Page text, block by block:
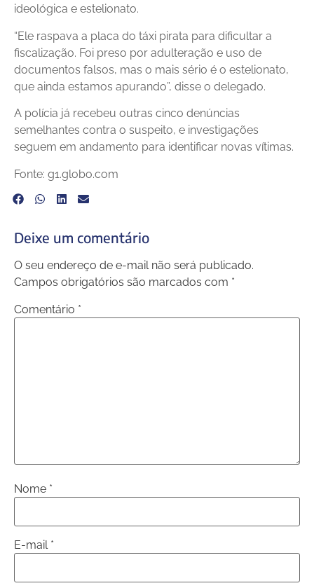
ideológica e estelionato.
“Ele raspava a placa do táxi pirata para dificultar a
fiscalização. Foi preso por adulteração e uso de
documentos falsos, mas o mais sério é o estelionato,
que ainda estamos apurando”, disse o delegado.
A polícia já recebeu outras cinco denúncias
semelhantes contra o suspeito, e investigações
seguem em andamento para identificar novas vítimas.
Fonte: g1.globo.com
Deixe um comentário
O seu endereço de e-mail não será publicado.
Campos obrigatórios são marcados com *
Comentário *
Nome *
E-mail *